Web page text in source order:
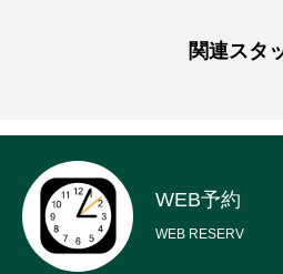
関連スタ
WEB予約
WEB RESERV